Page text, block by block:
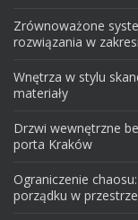
Zrównoważone
rozwiązania w
Wnętrza w stylu
materiały
Drzwi wewnętrzne
porta Kraków
Ograniczenie
porządku w